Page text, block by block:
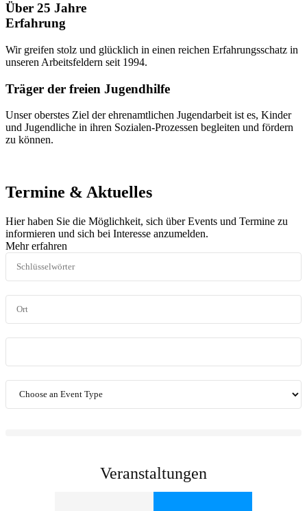
Über 25 Jahre
Erfahrung
Wir greifen stolz und glücklich in einen reichen Erfahrungsschatz in
unseren Arbeitsfeldern seit 1994.
Träger der freien Jugendhilfe
Unser oberstes Ziel der ehrenamtlichen Jugendarbeit ist es, Kinder
und Jugendliche in ihren Sozialen-Prozessen begleiten und fördern
zu können.
Termine & Aktuelles
Hier haben Sie die Möglichkeit, sich über Events und Termine zu
informieren und sich bei Interesse anzumelden.
Mehr erfahren
Veranstaltungen